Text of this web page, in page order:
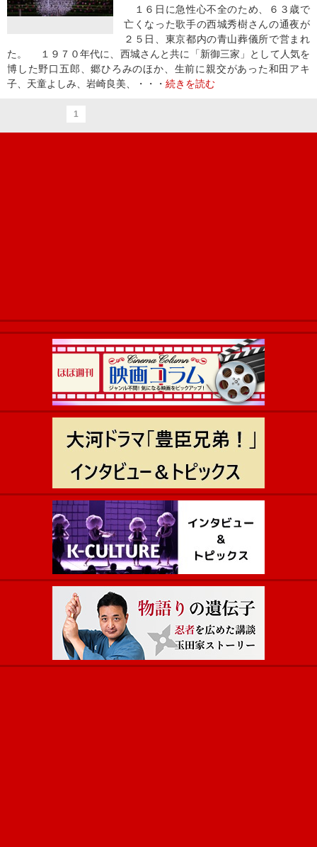
１６日に急性心不全のため、６３歳で
亡くなった歌手の西城秀樹さんの通夜が
２５日、東京都内の青山葬儀所で営まれ
た。 １９７０年代に、西城さんと共に「新御三家」として人気を
博した野口五郎、郷ひろみのほか、生前に親交があった和田アキ
子、天童よしみ、岩崎良美、・・・ 続きを読む
1